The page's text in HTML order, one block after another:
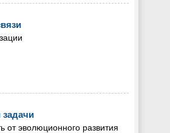
эволюционного развития